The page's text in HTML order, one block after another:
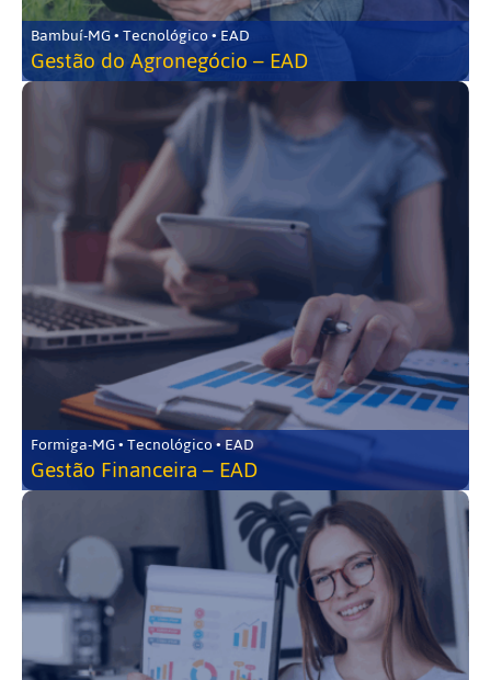
Bambuí-MG • Tecnológico • EAD
Gestão do Agronegócio – EAD
Formiga-MG • Tecnológico • EAD
Gestão Financeira – EAD